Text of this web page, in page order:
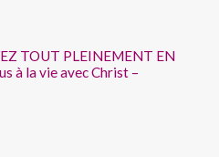
TOUT PLEINEMENT EN
à la vie avec Christ –